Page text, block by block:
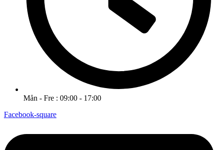
Mån - Fre : 09:00 - 17:00
Facebook-square